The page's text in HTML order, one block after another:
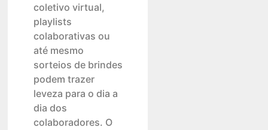
coletivo virtual,
playlists
colaborativas ou
até mesmo
sorteios de brindes
podem trazer
leveza para o dia a
dia dos
colaboradores. O